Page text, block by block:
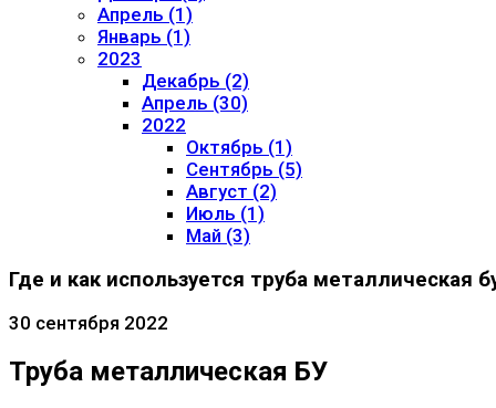
Апрель (1)
Январь (1)
2023
Декабрь (2)
Апрель (30)
2022
Октябрь (1)
Сентябрь (5)
Август (2)
Июль (1)
Май (3)
Где и как используется труба металлическая
30 сентября 2022
Труба металлическая БУ